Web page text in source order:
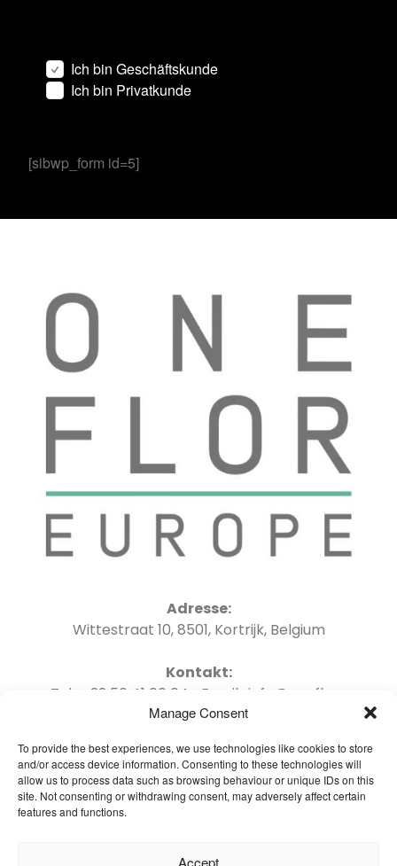
Manage Consent
To provide the best experiences, we use technologies like cookies to store
and/or access device information. Consenting to these technologies will
allow us to process data such as browsing behaviour or unique IDs on this
site. Not consenting or withdrawing consent, may adversely affect certain
features and functions.
Accept
Ich bin Geschäftskunde
Ich bin Privatkunde
[sibwp_form id=5]
Adresse:
Wittestraat 10, 8501, Kortrijk, Belgium
Kontakt:
Tel : +32 56 41 06 04 Email : info@oneflor-
europe.com